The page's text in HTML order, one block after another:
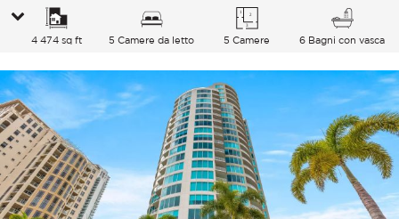
4 474 sq ft 5 Camere da letto 5 Camere 6 Bagni con vasca